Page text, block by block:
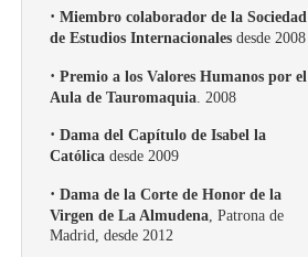
· Miembro colaborador de la Sociedad
de Estudios Internacionales desde 2008
· Premio a los Valores Humanos por el
Aula de Tauromaquia . 2008
· Dama del Capítulo de Isabel la
Católica desde 2009
· Dama de la Corte de Honor de la
Virgen de La Almudena , Patrona de
Madrid, desde 2012